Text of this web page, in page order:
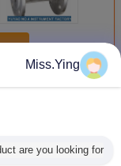
أكثرصمام الملف
Miss.Ying
are you looking for?